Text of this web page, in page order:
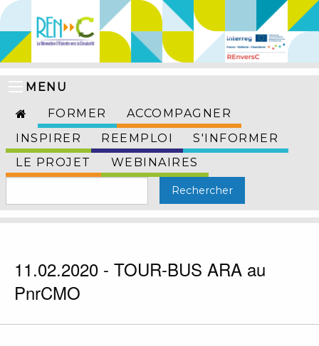
MENU
FORMER
ACCOMPAGNER
INSPIRER
REEMPLOI
S'INFORMER
LE PROJET
WEBINAIRES
11.02.2020 - TOUR-BUS ARA au
PnrCMO